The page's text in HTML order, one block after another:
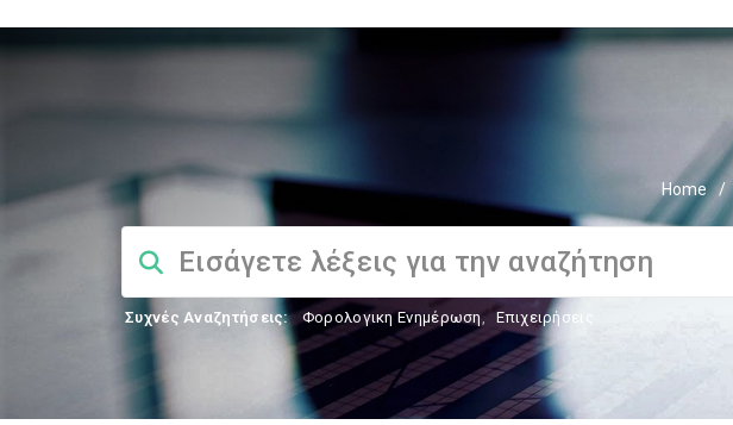
Home /
Συχνές Αναζητήσεις: Φορολογικη Ενημέρωση, Επιχειρήσεις